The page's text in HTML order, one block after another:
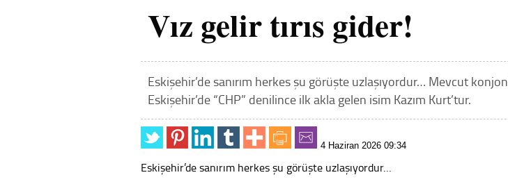
Vız gelir tırıs gider!
Eskişehir’de sanırım herkes şu görüşte uzlaşıyordur… Mevcut
Eskişehir’de “CHP” denilince ilk akla gelen isim Kazım Kurt’tur.
4 Haziran 2026 09:34
Eskişehir’de sanırım herkes şu görüşte uzlaşıyordur…